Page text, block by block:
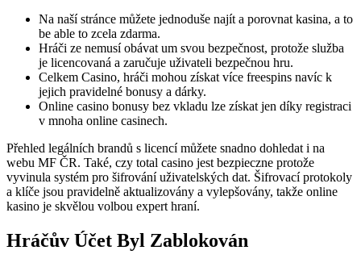
Na naší stránce můžete jednoduše najít a porovnat kasina, a to
be able to zcela zdarma.
Hráči ze nemusí obávat um svou bezpečnost, protože služba
je licencovaná a zaručuje uživateli bezpečnou hru.
Celkem Casino, hráči mohou získat více freespins navíc k
jejich pravidelné bonusy a dárky.
Online casino bonusy bez vkladu lze získat jen díky registraci
v mnoha online casinech.
Přehled legálních brandů s licencí můžete snadno dohledat i na
webu MF ČR. Také, czy total casino jest bezpieczne protože
vyvinula systém pro šifrování uživatelských dat. Šifrovací protokoly
a klíče jsou pravidelně aktualizovány a vylepšovány, takže online
kasino je skvělou volbou expert hraní.
Hráčův Účet Byl Zablokován